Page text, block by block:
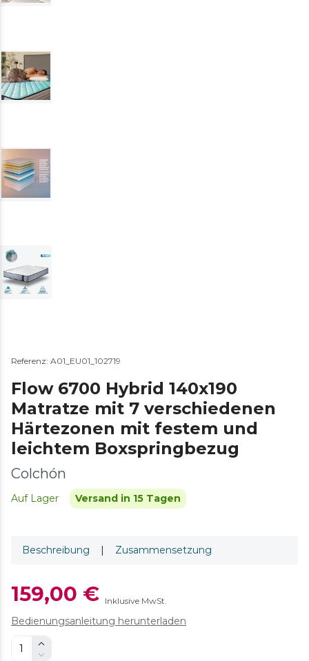
Referenz: A01_EU01_102719
Flow 6700 Hybrid 140x190
Matratze mit 7 verschiedenen
Härtezonen mit festem und
leichtem Boxspringbezug
Colchón
Auf Lager Versand in 15 Tagen
Beschreibung | Zusammensetzung
159,00 € Inklusive MwSt.
Bedienungsanleitung herunterladen